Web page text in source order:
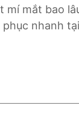
mí mắt bao
nhanh